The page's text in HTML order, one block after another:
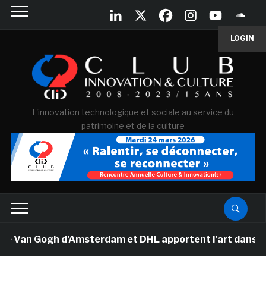
LOGIN
L'innovation technologique et sociale au service du
patrimoine et de la culture
Van Gogh d’Amsterdam et DHL apportent l’art dans